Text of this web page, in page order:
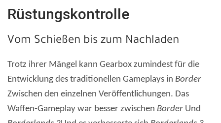
Rüstungskontrolle
Vom Schießen bis zum Nachladen
Trotz ihrer Mängel kann Gearbox zumindest für die
Entwicklung des traditionellen Gameplays in Border
Zwischen den einzelnen Veröffentlichungen. Das
Waffen-Gameplay war besser zwischen Border Und